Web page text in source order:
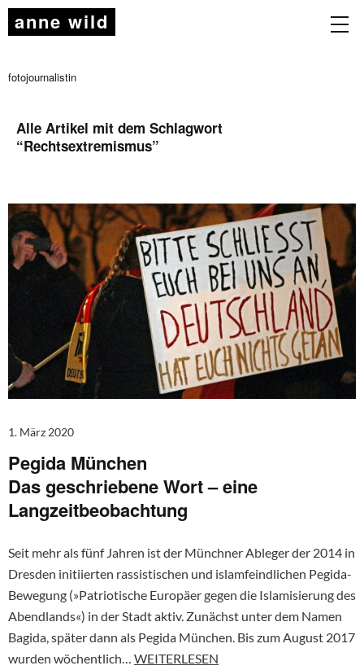
anne wild
fotojournalistin
Alle Artikel mit dem Schlagwort
“Rechtsextremismus”
1. März 2020
Pegida München
Das geschriebene Wort – eine
Langzeitbeobachtung
Seit mehr als fünf Jahren ist der Münchner Ableger der 2014 in
Dresden initiierten rassistischen und islamfeindlichen Pegida-
Bewegung (»Patriotische Europäer gegen die Islamisierung des
Abendlands«) in der Stadt aktiv. Zunächst unter dem Namen
Bagida, später dann als Pegida München. Bis zum August 2017
wurden wöchentlich… WEITERLESEN